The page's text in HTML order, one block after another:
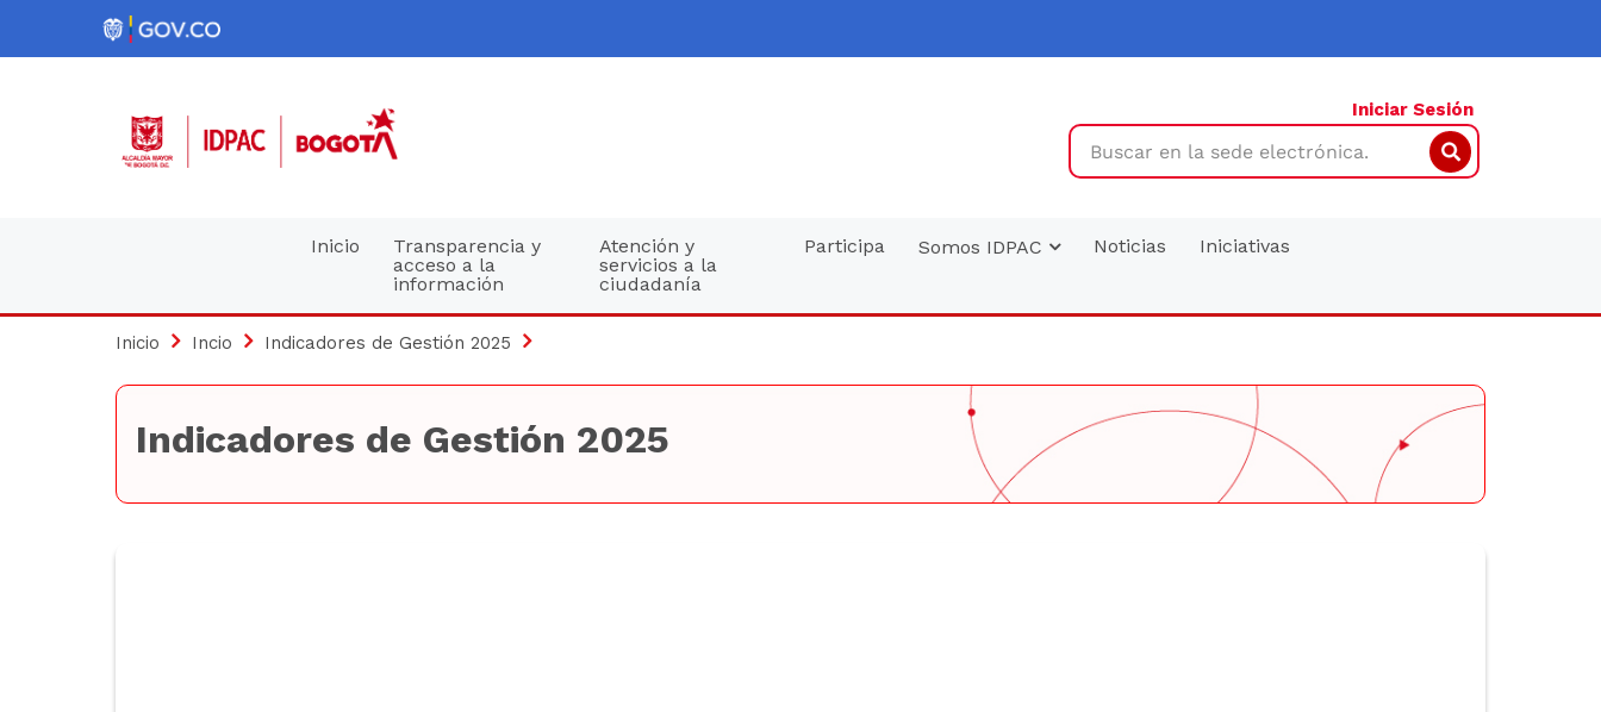
Iniciar Sesión
Search
Inicio
Transparencia y
acceso a la
información
Atención y
servicios a la
ciudadanía
Participa Somos IDPAC Noticias Iniciativas
Inicio Incio Indicadores de Gestión 2025
Indicadores de Gestión 2025